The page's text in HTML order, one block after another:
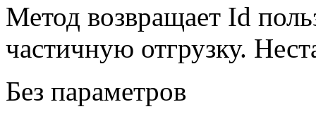
Метод возвращает Id
частичную отгрузку.
Без параметров